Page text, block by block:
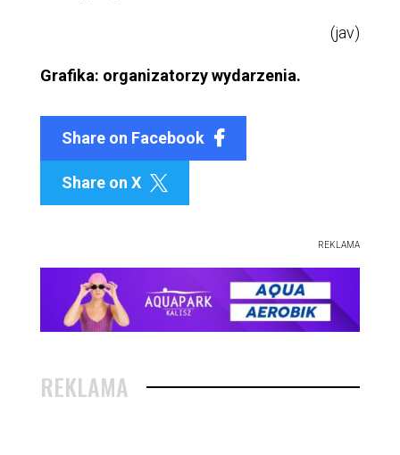
(jav)
Grafika: organizatorzy wydarzenia.
Share on Facebook
Share on X 
REKLAMA
REKLAMA